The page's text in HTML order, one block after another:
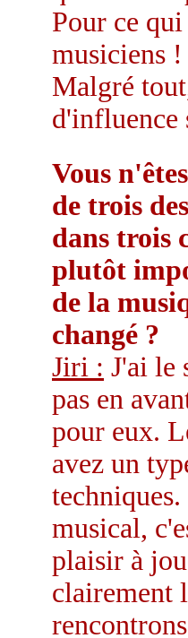
Pour ce
musiciens
Malgré
d'influence
Vous
de trois
dans trois
plutôt
de la
changé ?
Jiri : J'ai le
pas en
pour eux.
avez un
musical,
plaisir à
clairement